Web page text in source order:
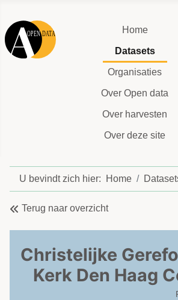
Home
Datasets
Organisaties
Over Open data
Over harvesten
Over deze site
U bevindt zich hier: Home
Terug naar overzicht
Christelijke
Kerk Den Haag